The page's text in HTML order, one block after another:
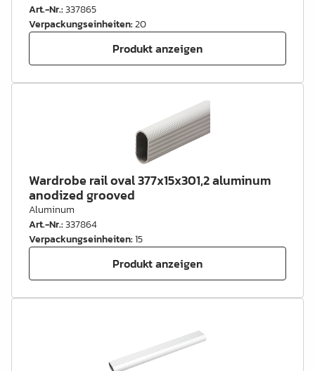
Art.-Nr.:337865
Verpackungseinheiten:20
Produkt anzeigen
Wardrobe rail oval 377x15x301,2 aluminum
anodized grooved
Aluminum
Art.-Nr.:337864
Verpackungseinheiten:15
Produkt anzeigen